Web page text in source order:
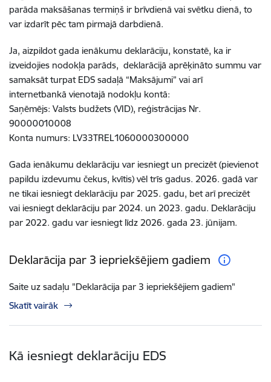
parāda maksāšanas termiņš ir brīvdienā vai svētku dienā, to
var izdarīt pēc tam pirmajā darbdienā.
Ja, aizpildot gada ienākumu deklarāciju, konstatē, ka ir
izveidojies nodokļa parāds, deklarācijā aprēķināto summu var
samaksāt turpat EDS sadaļā “Maksājumi” vai arī
internetbankā vienotajā nodokļu kontā:
Saņēmējs: Valsts budžets (VID), reģistrācijas Nr.
90000010008
Konta numurs: LV33TREL1060000300000
Gada ienākumu deklarāciju var iesniegt un precizēt (pievienot
papildu izdevumu čekus, kvītis) vēl trīs gadus. 2026. gadā var
ne tikai iesniegt deklarāciju par 2025. gadu, bet arī precizēt
vai iesniegt deklarāciju par 2024. un 2023. gadu. Deklarāciju
par 2022. gadu var iesniegt līdz 2026. gada 23. jūnijam.
Deklarācija par 3 iepriekšējiem gadiem
Saite uz sadaļu "Deklarācija par 3 iepriekšējiem gadiem"
Skatīt vairāk
Kā iesniegt deklarāciju EDS